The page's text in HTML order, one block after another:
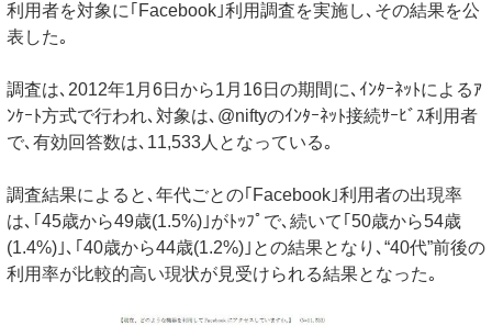
利用者を対象に｢Facebook｣利用調査を実施し､その結果を公
表した｡
調査は､2012年1月6日から1月16日の期間に､ｲﾝﾀｰﾈｯﾄによるｱ
ﾝｹｰﾄ方式で行われ､対象は､@niftyのｲﾝﾀｰﾈｯﾄ接続ｻｰﾋﾞｽ利用者
で､有効回答数は､11,533人となっている｡
調査結果によると､年代ごとの｢Facebook｣利用者の出現率
は､｢45歳から49歳(1.5%)｣がﾄｯﾌﾟで､続いて｢50歳から54歳
(1.4%)｣､｢40歳から44歳(1.2%)｣との結果となり､“40代”前後の
利用率が比較的高い現状が見受けられる結果となった｡